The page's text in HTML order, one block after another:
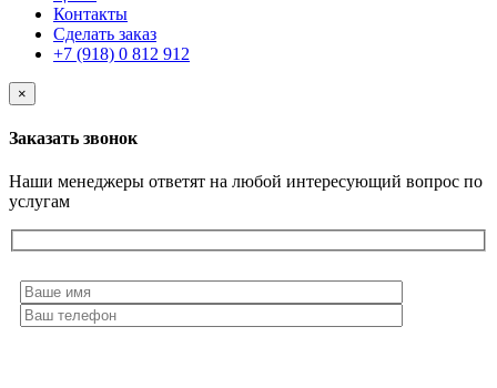
Контакты
Сделать заказ
+7 (918) 0 812 912
×
Заказать звонок
Наши менеджеры ответят на любой интересующий вопрос по
услугам